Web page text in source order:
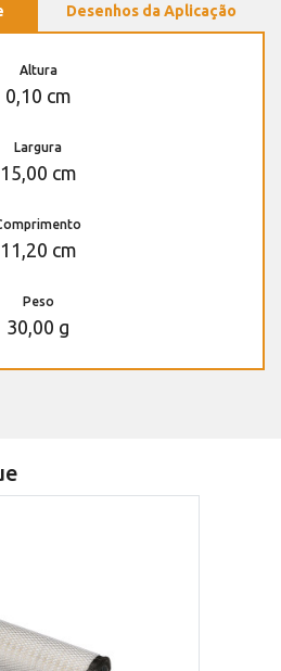
Desenhos da Aplicação
Altura
0,10 cm
Largura
15,00 cm
11,20 cm
Peso
30,00 g